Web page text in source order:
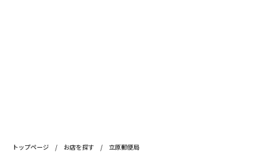
トップページ / お店を探す / 立原郵便局